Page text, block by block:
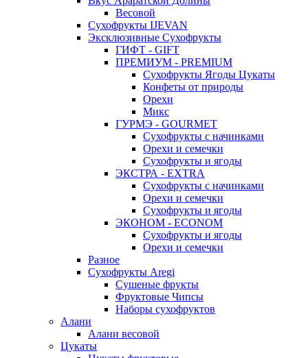
Весовой
Сухофрукты IJEVAN
Эксклюзивные Сухофрукты
ГИФТ - GIFT
ПРЕМИУМ - PREMIUM
Сухофрукты Ягоды Цукаты
Конфеты от природы
Орехи
Микс
ГУРМЭ - GOURMET
Сухофрукты с начинками
Орехи и семечки
Сухофрукты и ягоды
ЭКСТРА - EXTRA
Сухофрукты с начинками
Орехи и семечки
Сухофрукты и ягоды
ЭКОНОМ - ECONOM
Сухофрукты и ягоды
Орехи и семечки
Разное
Сухофрукты Aregi
Сушеные фрукты
Фруктовые Чипсы
Наборы сухофруктов
Алани
Алани весовой
Цукаты